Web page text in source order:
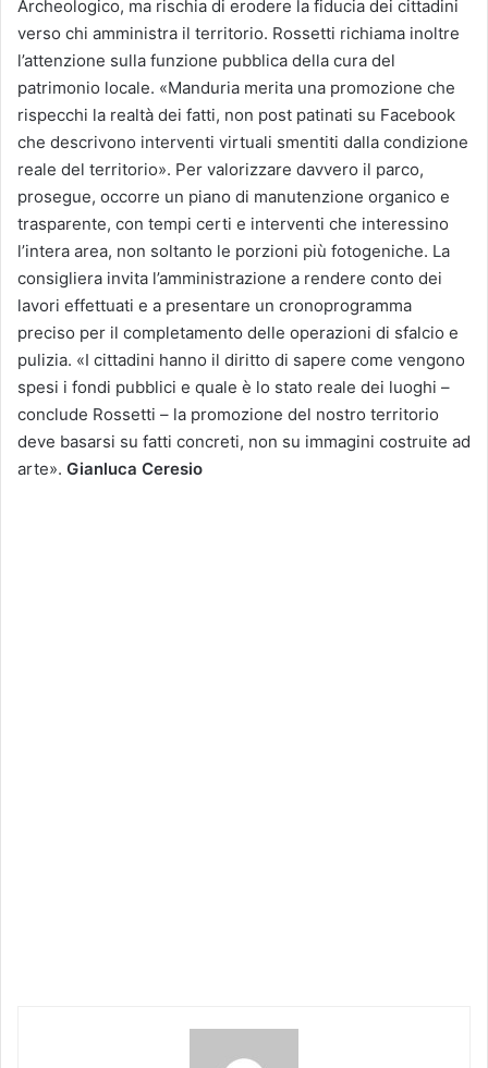
Archeologico, ma rischia di erodere la fiducia dei cittadini
verso chi amministra il territorio. Rossetti richiama inoltre
l’attenzione sulla funzione pubblica della cura del
patrimonio locale. «Manduria merita una promozione che
rispecchi la realtà dei fatti, non post patinati su Facebook
che descrivono interventi virtuali smentiti dalla condizione
reale del territorio». Per valorizzare davvero il parco,
prosegue, occorre un piano di manutenzione organico e
trasparente, con tempi certi e interventi che interessino
l’intera area, non soltanto le porzioni più fotogeniche. La
consigliera invita l’amministrazione a rendere conto dei
lavori effettuati e a presentare un cronoprogramma
preciso per il completamento delle operazioni di sfalcio e
pulizia. «I cittadini hanno il diritto di sapere come vengono
spesi i fondi pubblici e quale è lo stato reale dei luoghi –
conclude Rossetti – la promozione del nostro territorio
deve basarsi su fatti concreti, non su immagini costruite ad
arte». Gianluca Ceresio